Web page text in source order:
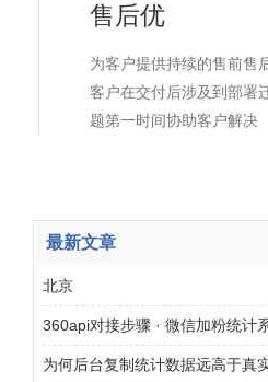
售后优
为客户提供持续的售前售
客户在交付后涉及到部署
题第一时间协助客户解决
最新文章
北京
360api对接步骤 · 微信加粉统计